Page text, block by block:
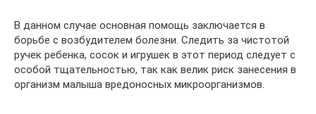
В данном случае основная помощь заключается в
борьбе с возбудителем болезни. Следить за чистотой
ручек ребенка, сосок и игрушек в этот период следует с
особой тщательностью, так как велик риск занесения в
организм малыша вредоносных микроорганизмов.